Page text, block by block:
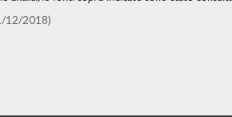
12/2018)